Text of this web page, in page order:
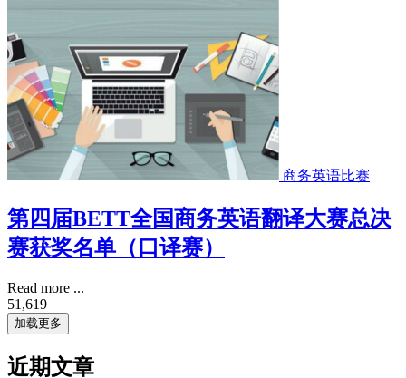
商务英语比赛
第四届BETT全国商务英语翻译大赛总决
赛获奖名单（口译赛）
Read more ...
51,619
加载更多
近期文章